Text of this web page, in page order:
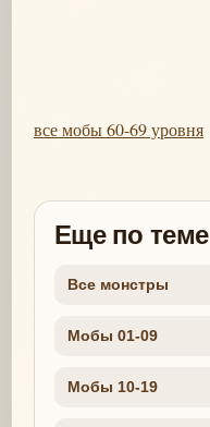
все мобы 60-69 уровня
Еще по теме
Все монстры
Мобы 01-09
Мобы 10-19